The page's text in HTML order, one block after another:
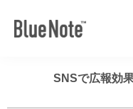
SNSで広報効